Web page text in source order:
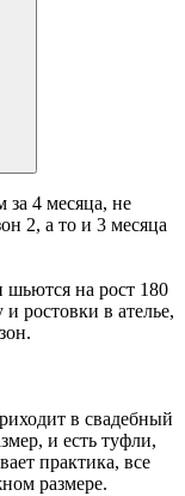
за 4 месяца, не
2, а то и 3 месяца
шьются на рост 180
ростовки в ателье,
в свадебный
и есть туфли,
практика, все
размере.